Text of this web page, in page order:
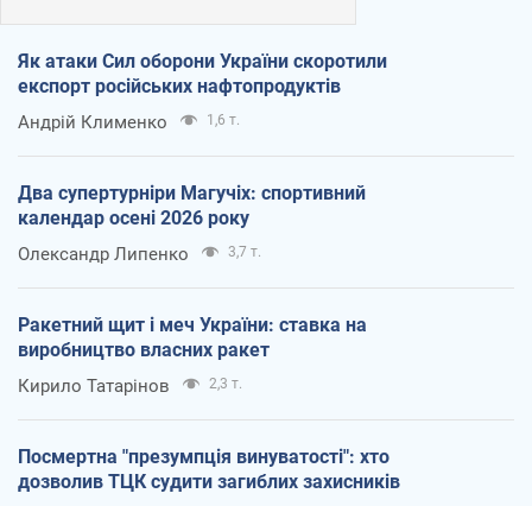
Як атаки Сил оборони України скоротили
експорт російських нафтопродуктів
Андрій Клименко 1,6 т.
Два супертурніри Магучіх: спортивний
календар осені 2026 року
Олександр Липенко 3,7 т.
Ракетний щит і меч України: ставка на
виробництво власних ракет
Кирило Татарінов 2,3 т.
Посмертна "презумпція винуватості": хто
дозволив ТЦК судити загиблих захисників